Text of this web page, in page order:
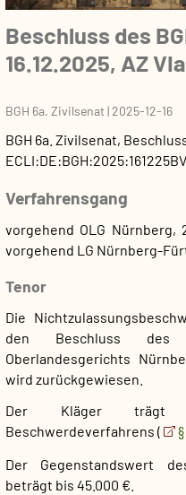
Beschluss des
16.12.2025, AZ
BGH 6a. Zivilsenat|2025-12-16
BGH 6a. Zivilsenat,
Verfahrensgang
vorgehend OLG Nürnberg,
vorgehend LG Nürnberg-
Tenor
Die
den Beschluss
Oberlandesgerichts
wird zurückgewiesen.
Der Kläger
Beschwerdeverfahrens (
Der Gegenstandswert
beträgt bis 45.000 €.